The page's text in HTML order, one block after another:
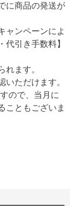
に商品の発送が
ャンペーンによ
引き手数料】
ます。
ただけます。
ので、当月に
こともございま